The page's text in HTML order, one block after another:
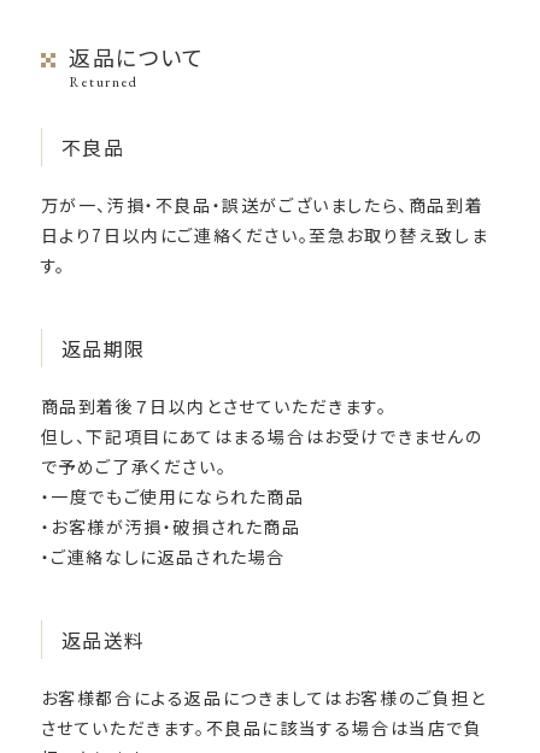
返品について
Returned
不良品
万が一、汚損・不良品・誤送がございましたら、商品到着
日より7日以内にご連絡ください。至急お取り替え致しま
す。
返品期限
商品到着後７日以内とさせていただきます。
但し、下記項目にあてはまる場合はお受けできませんの
で予めご了承ください。
・一度でもご使用になられた商品
・お客様が汚損・破損された商品
・ご連絡なしに返品された場合
返品送料
お客様都合による返品につきましてはお客様のご負担と
させていただきます。不良品に該当する場合は当店で負